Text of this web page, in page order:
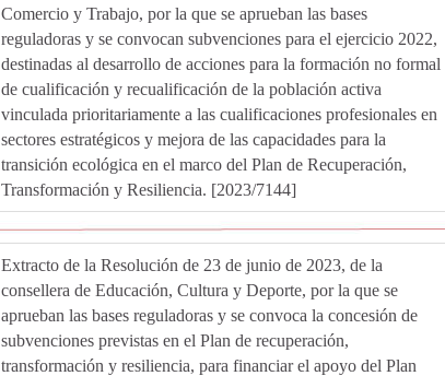
Comercio y Trabajo, por la que se aprueban las bases
reguladoras y se convocan subvenciones para el ejercicio 2022,
destinadas al desarrollo de acciones para la formación no formal
de cualificación y recualificación de la población activa
vinculada prioritariamente a las cualificaciones profesionales en
sectores estratégicos y mejora de las capacidades para la
transición ecológica en el marco del Plan de Recuperación,
Transformación y Resiliencia. [2023/7144]
Extracto de la Resolución de 23 de junio de 2023, de la
consellera de Educación, Cultura y Deporte, por la que se
aprueban las bases reguladoras y se convoca la concesión de
subvenciones previstas en el Plan de recuperación,
transformación y resiliencia, para financiar el apoyo del Plan